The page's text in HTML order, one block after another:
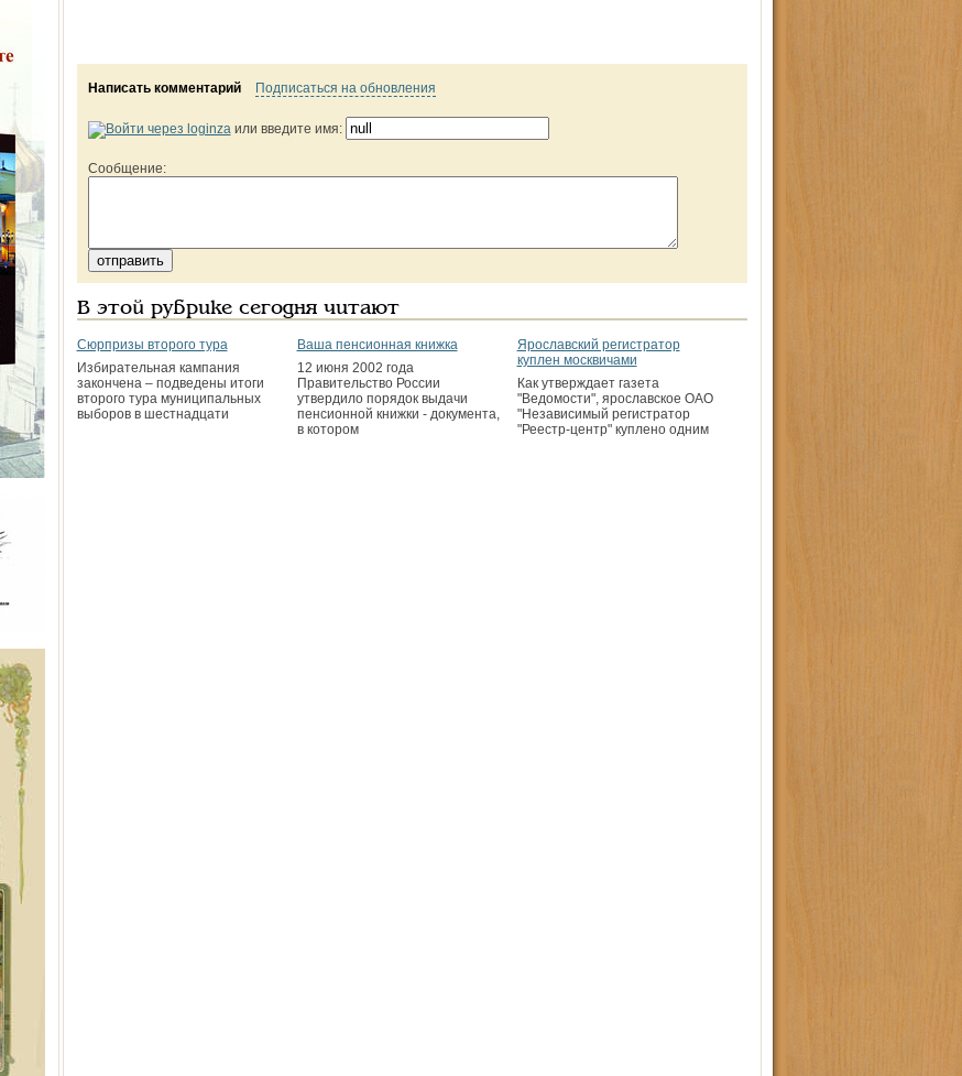
Написать комментарий Подписаться на обновления
или введите имя:
Сообщение:
В этой рубрике сегодня читают
Сюрпризы второго тура
Избирательная кампания
закончена – подведены итоги
второго тура муниципальных
выборов в шестнадцати
Ваша пенсионная книжка
12 июня 2002 года
Правительство России
утвердило порядок выдачи
пенсионной книжки - документа,
в котором
Ярославский регистратор
куплен москвичами
Как утверждает газета
"Ведомости", ярославское ОАО
"Независимый регистратор
"Реестр-центр" куплено одним